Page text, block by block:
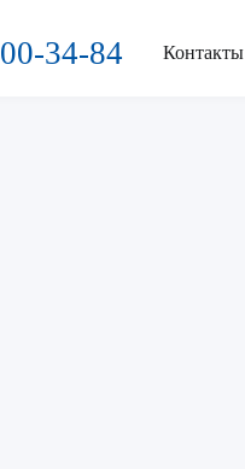
34-84 Контакты